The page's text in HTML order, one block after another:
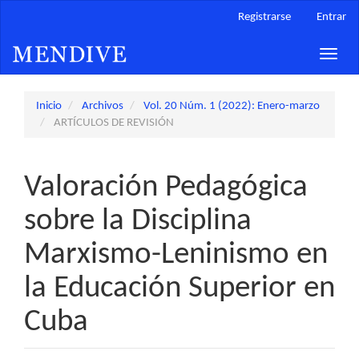
principal
Barra
Registrarse Entrar
Toggle
Inicio Archivos
Vol. 20 Núm. 1 (2022): Enero-marzo
ARTÍCULOS DE REVISIÓN
Valoración Pedagógica
sobre la Disciplina
Marxismo-Leninismo en
la Educación Superior en
Cuba